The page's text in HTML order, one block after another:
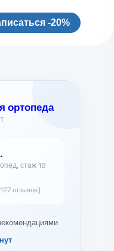
-20%
ортопеда
стаж 18
отзывов)